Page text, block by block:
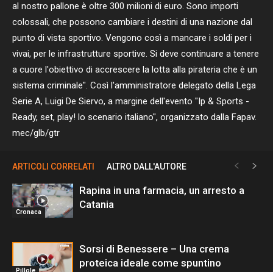
al nostro pallone è oltre 300 milioni di euro. Sono importi
colossali, che possono cambiare i destini di una nazione dal
punto di vista sportivo. Vengono così a mancare i soldi per i
vivai, per le infrastrutture sportive. Si deve continuare a tenere
a cuore l'obiettivo di accrescere la lotta alla pirateria che è un
sistema criminale". Così l'amministratore delegato della Lega
Serie A, Luigi De Siervo, a margine dell'evento "Ip & Sports -
Ready, set, play! lo scenario italiano", organizzato dalla Fapav.
mec/glb/gtr
ARTICOLI CORRELATI ALTRO DALL'AUTORE
Cronaca
Rapina in una farmacia, un arresto a
Catania
Pillole
Sorsi di Benessere – Una crema
proteica ideale come spuntino